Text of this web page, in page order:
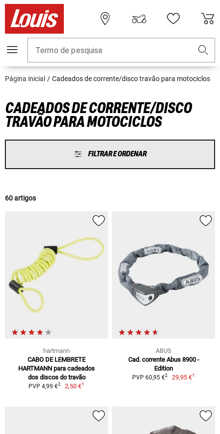
Termo de pesquisa
Página inicial Cadeados de corrente/disco travão para motociclos
CADEADOS DE CORRENTE/DISCO
TRAVÃO PARA MOTOCICLOS
FILTRAR E ORDENAR
60 artigos
hartmann
CABO DE LEMBRETE
HARTMANN para cadeados
dos discos do travão
PVP 4,99 €2 2,50 €1
ABUS
Cad. corrente Abus 8900 -
Edition
PVP 60,95 €2 29,95 €1